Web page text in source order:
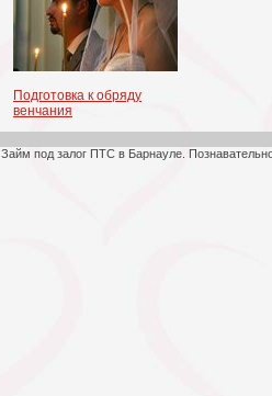
Подготовка к обряду
венчания
Займ под залог ПТС в Барнауле.